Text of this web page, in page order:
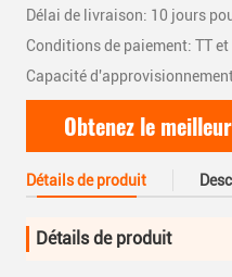
Délai de livraison: 10 jours
Conditions de paiement: TT et
Capacité
Obtenez le
Détails de produit
Détails de produit